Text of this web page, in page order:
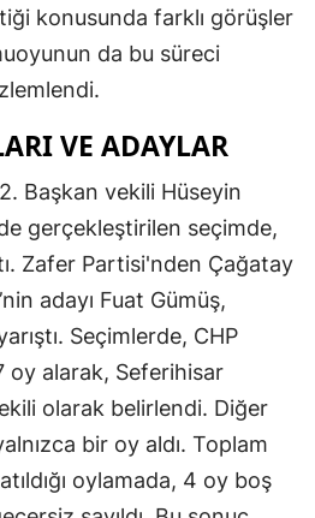
konusunda farklı görüşler
da bu süreci
VE ADAYLAR
Başkan vekili Hüseyin
gerçekleştirilen seçimde,
Zafer Partisi'nden Çağatay
adayı Fuat Gümüş,
Seçimlerde, CHP
oy alarak, Seferihisar
olarak belirlendi. Diğer
bir oy aldı. Toplam
oylamada, 4 oy boş